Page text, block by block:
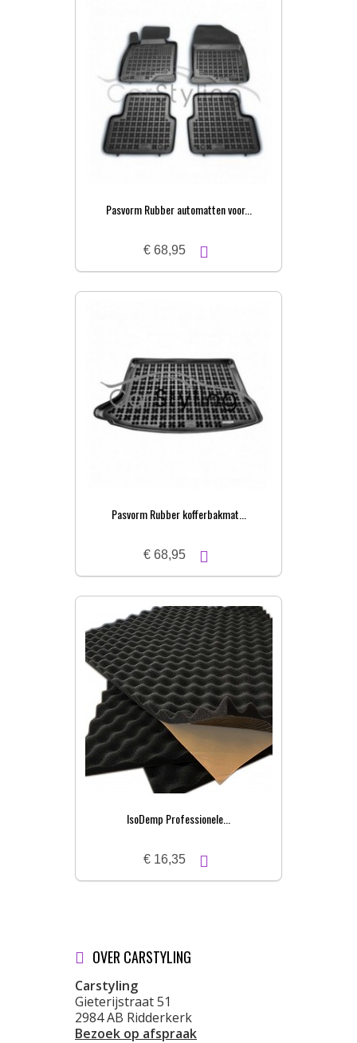
Pasvorm Rubber automatten voor...
€ 68,95
Pasvorm Rubber kofferbakmat...
€ 68,95
IsoDemp Professionele...
€ 16,35
OVER CARSTYLING
Carstyling
Gieterijstraat 51
2984 AB Ridderkerk
Bezoek op afspraak